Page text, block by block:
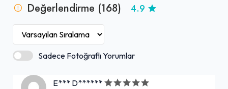
Değerlendirme (168) 4.9
Sadece Fotoğraflı Yorumlar
E*** D******